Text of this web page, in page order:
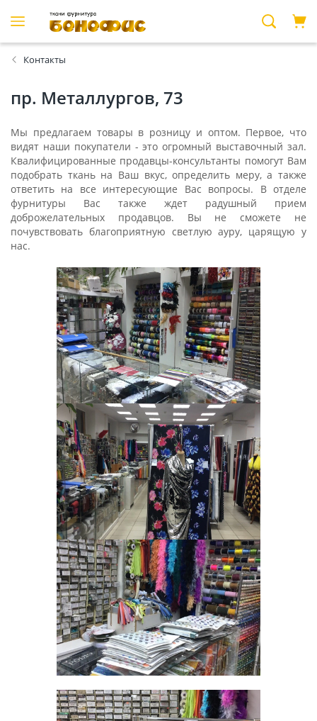
Контакты
пр. Металлургов, 73
Мы предлагаем товары в розницу и оптом. Первое, что
видят наши покупатели - это огромный выставочный зал.
Квалифицированные продавцы-консультанты помогут Вам
подобрать ткань на Ваш вкус, определить меру, а также
ответить на все интересующие Вас вопросы. В отделе
фурнитуры Вас также ждет радушный прием
доброжелательных продавцов. Вы не сможете не
почувствовать благоприятную светлую ауру, царящую у
нас.